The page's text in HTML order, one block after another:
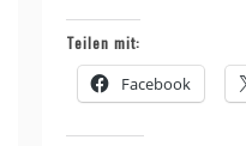
Teilen mit:
Facebook